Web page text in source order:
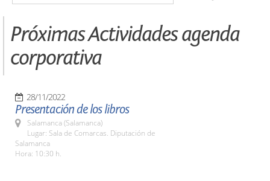
Próximas Actividades agenda
corporativa
28/11/2022
Presentación de los libros
Salamanca (Salamanca)
Lugar: Sala de Comarcas. Diputación de
Salamanca
Hora: 10:30 h.